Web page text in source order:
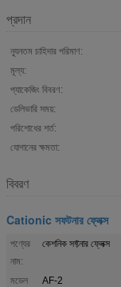
প্রদান
ন্যূনতম চাহিদার পরিমাণ:
মূল্য:
প্যাকেজিং বিবরণ:
ডেলিভারি সময়:
পরিশোধের শর্ত:
যোগানের ক্ষমতা:
বিবরণ
Cationic সফটনার ফ্লেক্স
পণ্যের
নাম:
কেশনিক সফ্টনার ফ্লেক্স
মডেল
AF-2